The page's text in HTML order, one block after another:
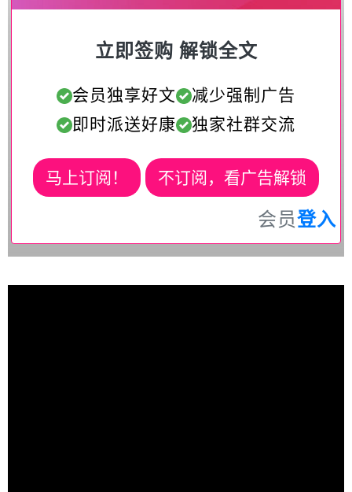
立即签购 解锁全文
会员独享好文
减少强制广告
即时派送好康
独家社群交流
马上订阅！ 不订阅，看广告解锁
会员登入